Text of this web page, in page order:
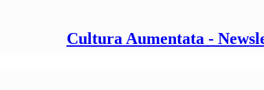
Cultura Aumentata -